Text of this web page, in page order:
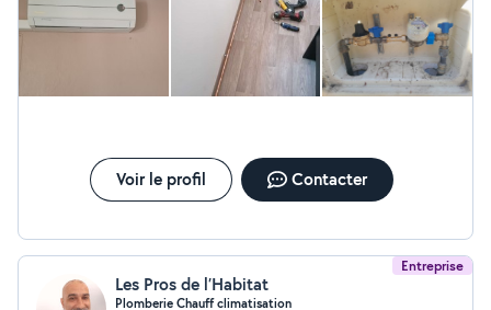
Voir le profil Contacter
Entreprise
Les Pros de l’Habitat
Plomberie Chauff climatisation